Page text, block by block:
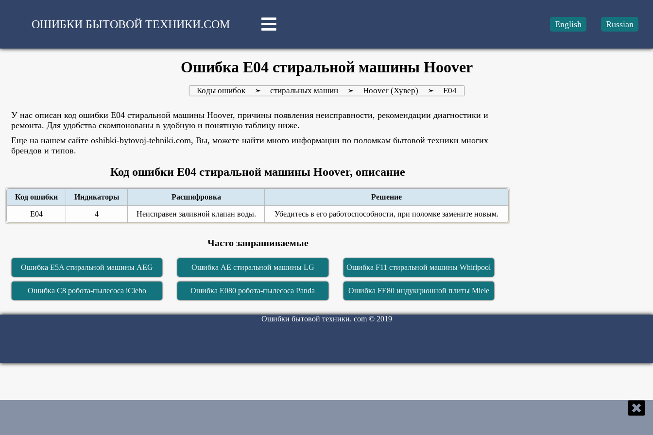
ОШИБКИ БЫТОВОЙ ТЕХНИКИ.COM Russian
English
Ошибка E04 стиральной машины Hoover
Коды ошибок ➣ стиральных машин ➣ Hoover (Хувер) ➣ E04
У нас описан код ошибки E04 стиральной машины Hoover, причины появления неисправности, рекомендации диагностики и
ремонта. Для удобства скомпонованы в удобную и понятную таблицу ниже.
Еще на нашем сайте oshibki-bytovoj-tehniki.com, Вы, можете найти много информации по поломкам бытовой техники многих
брендов и типов.
Код ошибки E04 стиральной машины Hoover, описание
Код ошибки Индикаторы Расшифровка Решение
E04 4 Неисправен заливной клапан воды. Убедитесь в его работоспособности, при поломке замените новым.
Часто запрашиваемые
Ошибка E5A стиральной машины AEG Ошибка AE стиральной машины LG Ошибка F11 стиральной машины Whirlpool
Ошибка C8 робота-пылесоса iClebo Ошибка E080 робота-пылесоса Panda Ошибка FE80 индукционной плиты Miele
Ошибки бытовой техники. com © 2019